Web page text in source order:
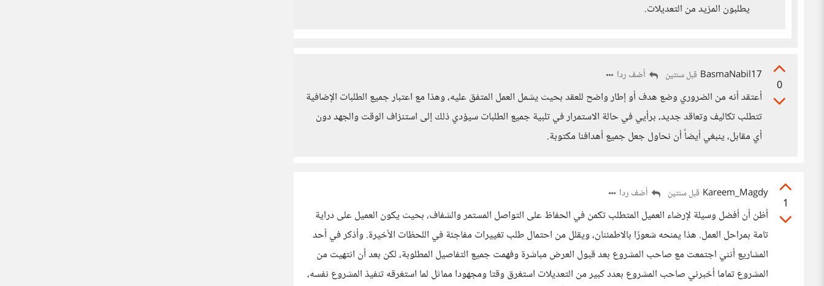
يطلبون المزيد من التعديلات.
0
BasmaNabil17 قبل سنتين أضف ردا
أعتقد أنه من الضروري وضع هدف أو إطار واضح للعقد بحيث يشمل العمل المتفق عليه، وهذا مع اعتبار جميع الطلبات الإضافية
تتطلب تكاليف وتعاقد جديد، برأيي في حالة الاستمرار في تلبية جميع الطلبات سيؤدي ذلك إلى استنزاف الوقت والجهد دون
أي مقابل، ينبغي أيضاً أن نحاول جعل جميع أهدافنا مكتوبة.
1
Kareem_Magdy قبل سنتين أضف ردا
أظن أن أفضل وسيلة لإرضاء العميل المتطلب تكمن في الحفاظ على التواصل المستمر والشفاف، بحيث يكون العميل على دراية
تامة بمراحل العمل. هذا يمنحه شعورًا بالاطمئنان، ويقلل من احتمال طلب تغييرات مفاجئة في اللحظات الأخيرة. وأذكر في أحد
المشاريع أنني اجتمعت مع صاحب المشروع بعد قبول العرض مباشرة وفهمت جميع التفاصيل المطلوبة، لكن بعد أن انتهيت من
المشروع تماما أخبرني صاحب المشروع بعدد كبير من التعديلات استغرق وقتا ومجهودا مماثل لما استغرقه تنفيذ المشروع نفسه،